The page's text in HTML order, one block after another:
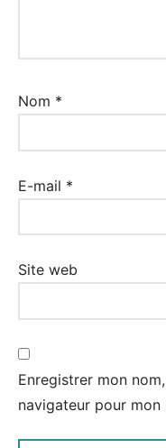
Nom *
E-mail *
Site web
Enregistrer mon
navigateur pour